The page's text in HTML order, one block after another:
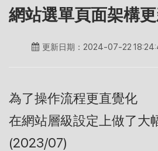
網站選單頁面架構
更新日期：2024-07-22
為了操作流程更直覺化
在網站層級設定上做了大
(2023/07)